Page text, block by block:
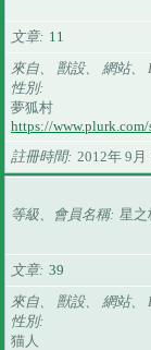
文章
11
來自、 獸設、 網站、
性別
夢狐村
https://
註冊時間
2012年 9月
等級、會員名稱 星之
文章 39
來自、 獸設、 網站、
性別
猫人